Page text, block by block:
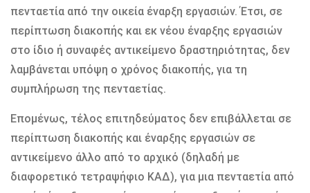
πενταετία από την οικεία έναρξη εργασιών. Έτσι, σε
περίπτωση διακοπής και εκ νέου έναρξης εργασιών
στο ίδιο ή συναφές αντικείμενο δραστηριότητας, δεν
λαμβάνεται υπόψη ο χρόνος διακοπής, για τη
συμπλήρωση της πενταετίας.
Επομένως, τέλος επιτηδεύματος δεν επιβάλλεται σε
περίπτωση διακοπής και έναρξης εργασιών σε
αντικείμενο άλλο από το αρχικό (δηλαδή με
διαφορετικό τετραψήφιο ΚΑΔ), για μια πενταετία από